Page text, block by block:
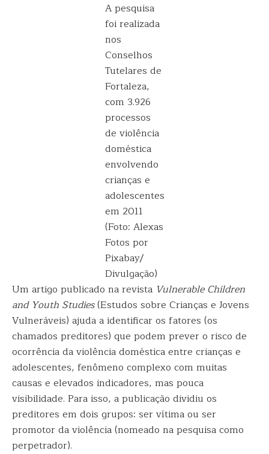
A pesquisa
foi realizada
nos
Conselhos
Tutelares de
Fortaleza,
com 3.926
processos
de violência
doméstica
envolvendo
crianças e
adolescentes
em 2011
(Foto: Alexas
Fotos por
Pixabay/
Divulgação)
Um artigo publicado na revista Vulnerable Children
and Youth Studies(Estudos sobre Crianças e Jovens
Vulneráveis) ajuda a identificar os fatores (os
chamados preditores) que podem prever o risco de
ocorrência da violência doméstica entre crianças e
adolescentes, fenômeno complexo com muitas
causas e elevados indicadores, mas pouca
visibilidade. Para isso, a publicação dividiu os
preditores em dois grupos: ser vítima ou ser
promotor da violência (nomeado na pesquisa como
perpetrador).